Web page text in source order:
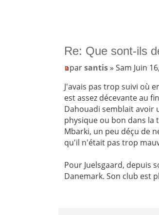
Re: Que sont-ils
parsantis» Sam Juin
J'avais pas trop suivi où
est assez décevante au
Dahouadi semblait avoir
physique ou bon dans la
Mbarki, un peu déçu de
qu'il n'était pas trop
Pour Juelsgaard, depuis
Danemark. Son club est